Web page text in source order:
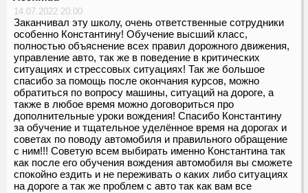
14.07.2022 20:00
Заканчивал эту школу, очень ответственные сотрудники
особенно Константину! Обучение высший класс,
полностью объяснение всех правил дорожного движения,
управление авто, так же в поведение в критических
ситуациях и стрессовых ситуациях! Так же большое
спасибо за помощь после окончания курсов, можно
обратиться по вопросу машины, ситуаций на дороге, а
также в любое время можно договориться про
дополнительные уроки вождения! Спасибо Константину
за обучение и тщательное уделённое время на дорогах и
советах по поводу автомобиля и правильного обращение
с ним!!! Советую всем выбирать именно Константина так
как после его обучения вождения автомобиля вы сможете
спокойно ездить и не переживать о каких либо ситуациях
на дороге а так же проблем с авто так как вам все